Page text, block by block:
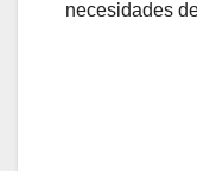
necesidades